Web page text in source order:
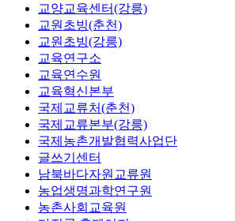
교양교육센터(강릉)
교원초빙(춘천)
교원초빙(강릉)
교육연구소
교육연수원
교육혁신본부
국제교류처(춘천)
국제교류본부(강릉)
국제농촌개발협력사업단
글쓰기센터
남북바다자원교류원
농업생명과학연구원
농촌사회교육원